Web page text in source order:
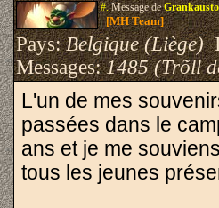
#.Message deGrankausto
[MH Team]
Pays:Belgique (Liège)
Messages:1485 (Trõll
L'un de mes
passées dans le
ans et je me
tous les jeunes